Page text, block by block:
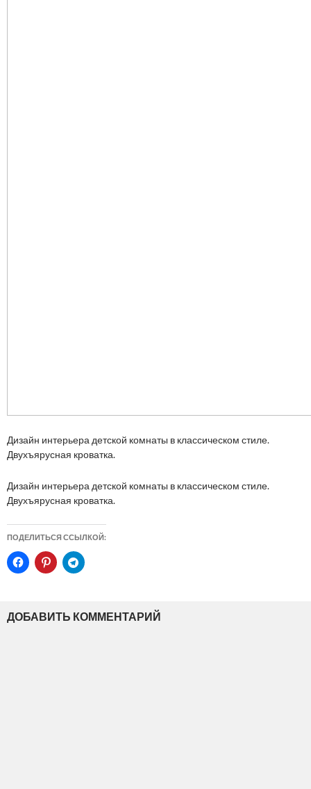
Дизайн интерьера детской комнаты в классическом стиле.
Двухъярусная кроватка.
Дизайн интерьера детской комнаты в классическом стиле.
Двухъярусная кроватка.
ПОДЕЛИТЬСЯ ССЫЛКОЙ:
ДОБАВИТЬ КОММЕНТАРИЙ